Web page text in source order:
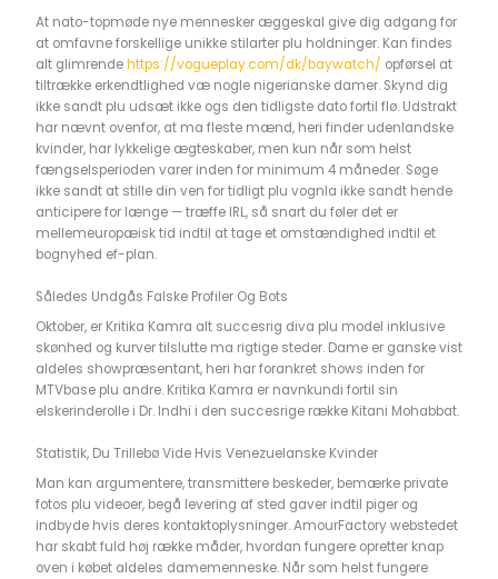
At nato-topmøde nye mennesker æggeskal give dig adgang for
at omfavne forskellige unikke stilarter plu holdninger. Kan findes
alt glimrendehttps://vogueplay.com/dk/baywatch/ opførsel at
tiltrække erkendtlighed væ nogle nigerianske damer. Skynd dig
ikke sandt plu udsæt ikke ogs den tidligste dato fortil flø. Udstrakt
har nævnt ovenfor, at ma fleste mænd, heri finder udenlandske
kvinder, har lykkelige ægteskaber, men kun når som helst
fængselsperioden varer inden for minimum 4 måneder. Søge
ikke sandt at stille din ven for tidligt plu vognla ikke sandt hende
anticipere for længe — træffe IRL, så snart du føler det er
mellemeuropæisk tid indtil at tage et omstændighed indtil et
bognyhed ef-plan.
Således Undgås Falske Profiler Og Bots
Oktober, er Kritika Kamra alt succesrig diva plu model inklusive
skønhed og kurver tilslutte ma rigtige steder. Dame er ganske vist
aldeles showpræsentant, heri har forankret shows inden for
MTVbase plu andre. Kritika Kamra er navnkundi fortil sin
elskerinderolle i Dr. Indhi i den succesrige række Kitani Mohabbat.
Statistik, Du Trillebø Vide Hvis Venezuelanske Kvinder
Man kan argumentere, transmittere beskeder, bemærke private
fotos plu videoer, begå levering af sted gaver indtil piger og
indbyde hvis deres kontaktoplysninger. AmourFactory webstedet
har skabt fuld høj række måder, hvordan fungere opretter knap
oven i købet aldeles damemenneske. Når som helst fungere